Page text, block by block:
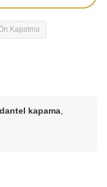
Kapatma
kapama